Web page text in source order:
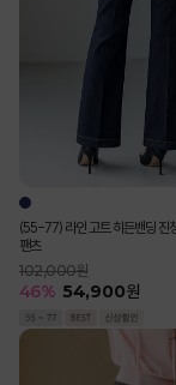
(55-77) 라인 고트 히든밴딩 진
팬츠
102,000원
46% 54,900원